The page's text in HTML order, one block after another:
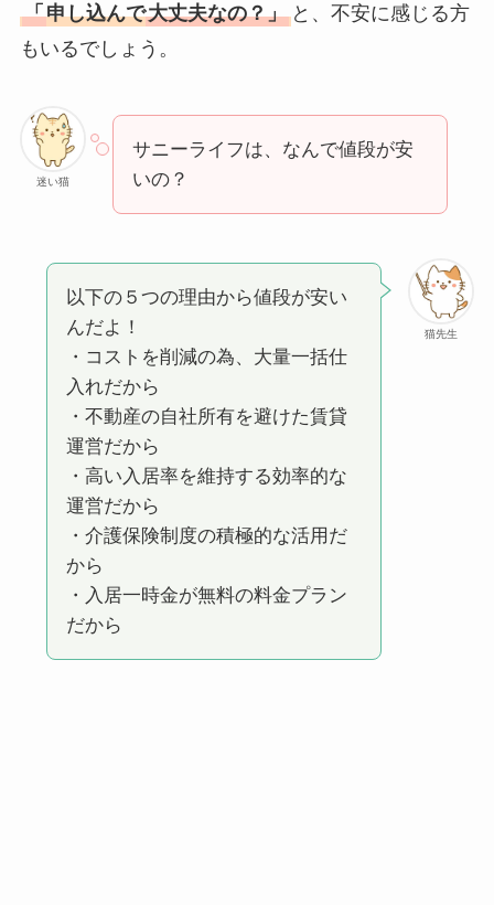
「申し込んで大丈夫なの？」 と、不安に感じる方
もいるでしょう。
迷い猫
サニーライフは、なんで値段が安
いの？
猫先生
以下の５つの理由から値段が安い
んだよ！
・コストを削減の為、大量一括仕
入れだから
・不動産の自社所有を避けた賃貸
運営だから
・高い入居率を維持する効率的な
運営だから
・介護保険制度の積極的な活用だ
から
・入居一時金が無料の料金プラン
だから